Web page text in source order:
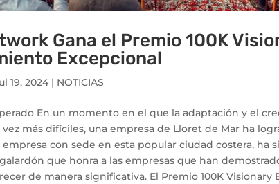
Gana el Premio 100K
Excepcional
19, 2024 | NOTICIAS
En un momento en el que la adaptación y el
vez más difíciles, una empresa de Lloret de Mar ha
con sede en esta popular ciudad costera, ha
que honra a las empresas que han
de manera significativa. El Premio 100K Visionary